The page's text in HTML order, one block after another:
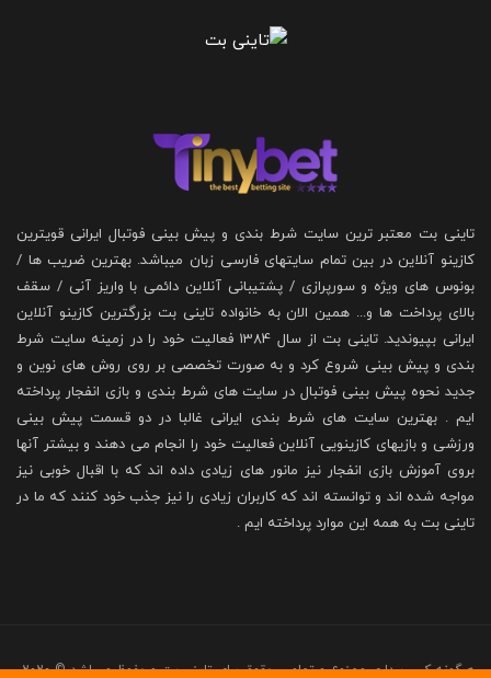
تاینی بت معتبر ترین سایت شرط بندی و پیش بینی فوتبال ایرانی قویترین
کازینو آنلاین در بین تمام سایتهای فارسی زبان میباشد. بهترین ضریب ها /
بونوس های ویژه و سورپرازی / پشتیبانی آنلاین دائمی با واریز آنی / سقف
بالای پرداخت ها و... همین الان به خانواده تاینی بت بزرگترین کازینو آنلاین
ایرانی بپیوندید. تاینی بت از سال 1384 فعالیت خود را در زمینه سایت شرط
بندی و پیش بینی شروع کرد و به صورت تخصصی بر روی روش های نوین و
جدید نحوه پیش بینی فوتبال در سایت های شرط بندی و بازی انفجار پرداخته
ایم . بهترین سایت های شرط بندی ایرانی غالبا در دو قسمت پیش بینی
ورزشی و بازیهای کازینویی آنلاین فعالیت خود را انجام می دهند و بیشتر آنها
بروی آموزش بازی انفجار نیز مانور های زیادی داده اند که با اقبال خوبی نیز
مواجه شده اند و توانسته اند که کاربران زیادی را نیز جذب خود کنند که ما در
تاینی بت به همه این موارد پرداخته ایم .
هرگونه کپی برداری ممنوع و تمامی حقوق برای تاینی بت محفوظ میباشد © 2020